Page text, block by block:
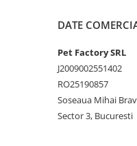
DATE
Pet Factory SRL
J2009002551402
RO25190857
Soseaua Mihai
Sector 3, Bucuresti